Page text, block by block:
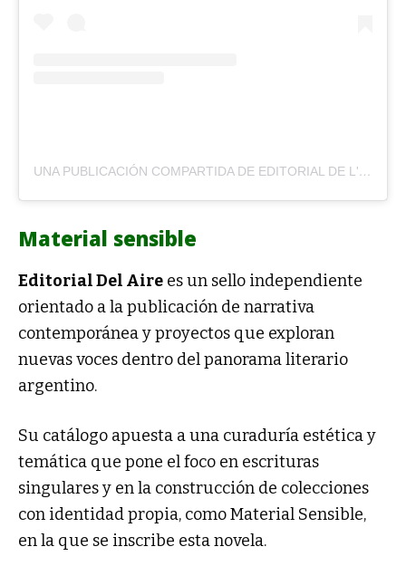
UNA PUBLICACIÓN COMPARTIDA DE EDITORIAL DE L'AIRE (@DELAIREEDITORIAL)
Material sensible
Editorial Del Aire es un sello independiente
orientado a la publicación de narrativa
contemporánea y proyectos que exploran
nuevas voces dentro del panorama literario
argentino.
Su catálogo apuesta a una curaduría estética y
temática que pone el foco en escrituras
singulares y en la construcción de colecciones
con identidad propia, como Material Sensible,
en la que se inscribe esta novela.